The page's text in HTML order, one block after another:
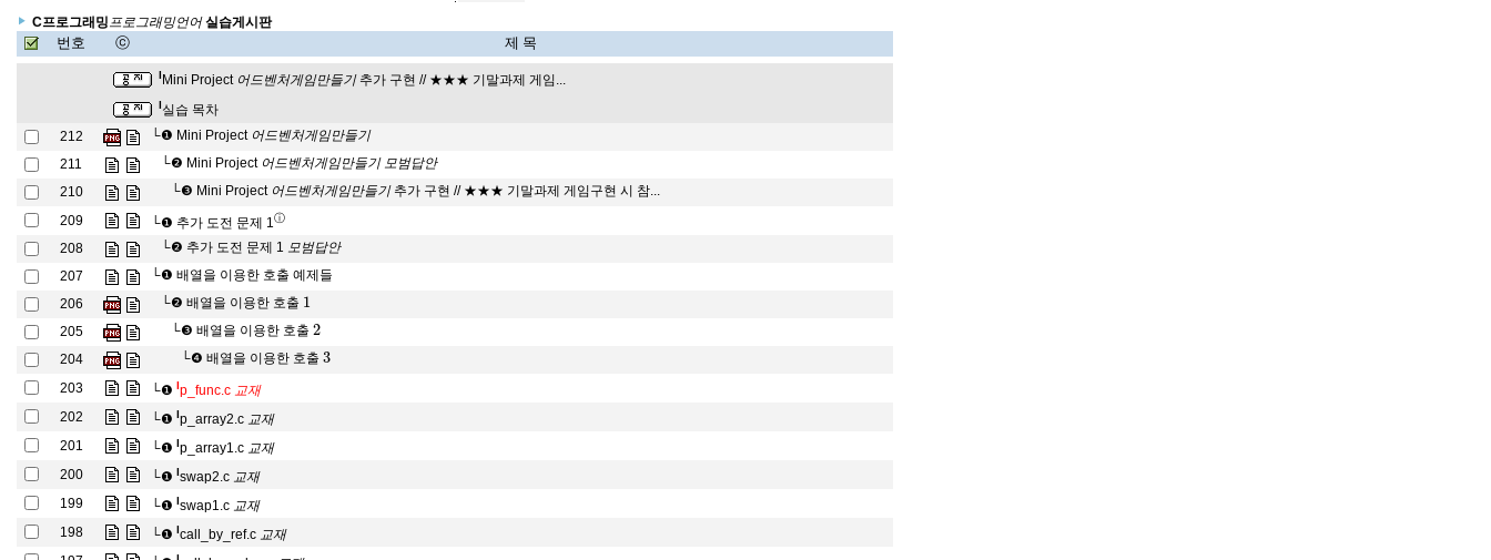
C프로그래밍 래밍 언실습게시판
번호 ⓒ 제 목
l Mini Project 어 드벤처 게 임 만
들 기 추가 구현 // ★★★ 기말과제 게임...
l실습 목차
212
└❶ Mini Project 어 드벤처 게임 만 들
211 └❷ Mini Project 어 드벤처 게임 만 들 범답안
210 └❸ Mini Project 어 드벤처 게임만 들 기
추가 구현 // ★★★ 기말과제 게임구현 시 참...
209
└❶ 추가 도전 문제 1ⓘ
208 └❷ 추가 도전 문제 1 범답안
207 └❶ 배열을 이용한 호출 예제들
206
└❷ 배열을 이용한 호출 1
205 └❸ 배열을 이용한 호출 2
204 └❹ 배열을 이용한 호출 3
203 └❶ lp_func.c 재
202 └❶ lp_array2.c 재
201 └❶ lp_array1.c 재
200 └❶ lswap2.c 재
199 └❶ lswap1.c 재
198 └❶ lcall_by_ref.c 재
재